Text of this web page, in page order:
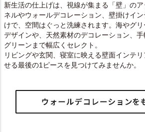
新生活の仕上げは、視線が集まる「壁」の
ネルやウォールデコレーション、壁掛けイ
けで、空間はぐっと洗練されます。海やグ
デザインや、天然素材のデコレーション、
グリーンまで幅広くセレクト。
リビングや玄関、寝室に映える壁面インテ
せる最後の1ピースを見つけてみませんか。